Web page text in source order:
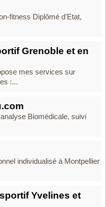
fitness Diplômé d'Etat,
Grenoble et en
mes services sur
:...
Biomédicale, suivi
individualisé à Montpellier
Yvelines et